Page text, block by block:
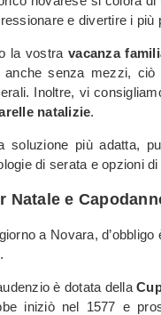
e divertire i più
la vostra vacanza
anche senza mezzi,
Inoltre, vi
natalizie.
soluzione più adatta,
di serata e opzioni
Natale e
a Novara, d’obbligo
.
è dotata della
iniziò nel 1577 e